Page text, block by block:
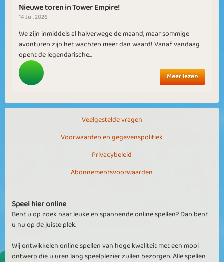
Nieuwe toren in Tower Empire!
14 Jul, 2026
We zijn inmiddels al halverwege de maand, maar sommige
avonturen zijn het wachten meer dan waard! Vanaf vandaag
opent de legendarische...
Meer lezen
Veelgestelde vragen
Voorwaarden en gegevenspolitiek
Privacybeleid
Abonnementsvoorwaarden
Speel hier online
Bent u op zoek naar leuke en spannende online spellen? Dan bent
u nu op de juiste plek.
Wij ontwikkelen online spellen van hoge kwaliteit met een mooi
ontwerp die u uren lang speelplezier zullen bezorgen. Alle spellen